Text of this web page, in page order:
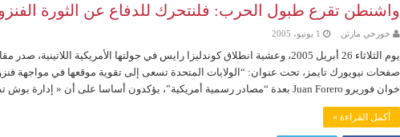
واشنطن تقرع طبول الحرب: فلنتحرك للدفاع عن الثورة
خورخي مارتن 1 يونيو، 2005
يوم الثلاثاء 26 أبريل 2005، وعشية انطلاق كوندليزا رايس في جولتها الأمريكية
صفحات نيويورك تايمز، تحت عنوان: “الولايات المتحدة تسعى إلى تقوية موقعها في مواجهة
خوان فوريرو Juan Forero بعدة “مصادر رسمية أمريكية”، يؤكدون أساسا على أن « إدارة بوش تدرس ...
أكمل القراءة »